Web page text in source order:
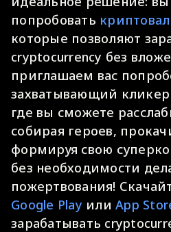
попробовать
которые позволяют
cryptocurrency без
приглашаем вас
захватывающий
где вы сможете
собирая героев,
формируя свою
без необходимости
пожертвования!
Google Play или App
зарабатывать